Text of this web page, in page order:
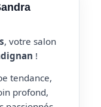
, votre salon
!
tendance,
profond,